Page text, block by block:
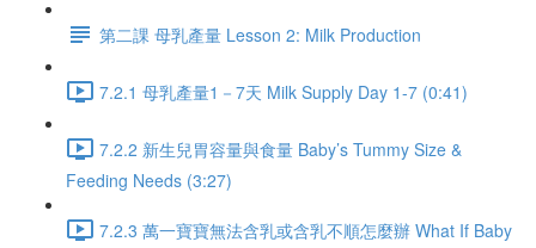
第二課 母乳產量 Lesson 2: Milk Production
7.2.1 母乳產量1－7天 Milk Supply Day 1-7 (0:41)
7.2.2 新生兒胃容量與食量 Baby’s Tummy Size &
Feeding Needs (3:27)
7.2.3 萬一寶寶無法含乳或含乳不順怎麼辦 What If Baby